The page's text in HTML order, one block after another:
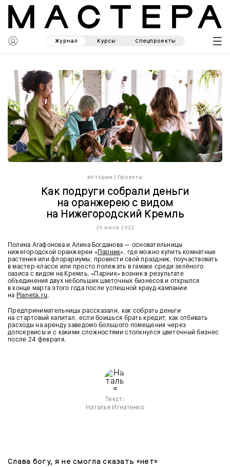
Журнал Курсы Спецпроекты
Истории Проекты
Как подруги собрали деньги
на оранжерею с видом
на Нижегородский Кремль
29 июля 2022
Полина Агафонова и Алина Богданова — основательницы
нижегородской оранжереи «Парник», где можно купить комнатные
растения или флорариумы, провести свой праздник, поучаствовать
в мастер-классе или просто полежать в гамаке среди зелёного
оазиса с видом на Кремль. «Парник» возник в результате
объединения двух небольших цветочных бизнесов и открылся
в конце марта этого года после успешной крауд-кампании
на Planeta.ru.
Предпринимательницы рассказали, как собрать деньги
на стартовый капитал, если боишься брать кредит, как отбивать
расходы на аренду заведомо большого помещения через
допсервисы и с какими сложностями столкнулся цветочный бизнес
после 24 февраля.
Текст:
Наталья Игнатенко
Слава богу, я не смогла сказать «нет»